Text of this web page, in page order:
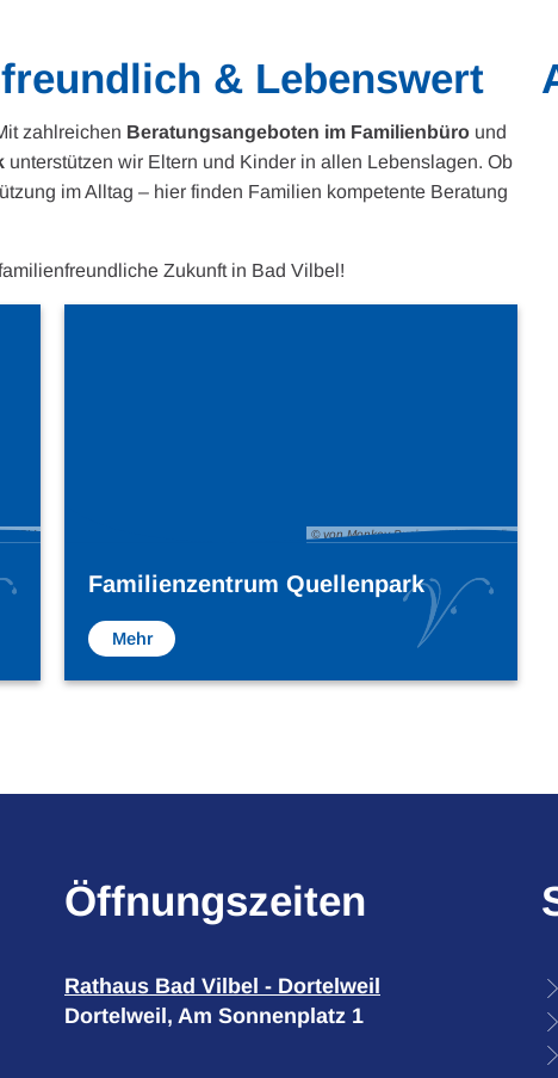
& Lebenswert
zahlreichen Beratungsangeboten im Familienbüro und
unterstützen wir Eltern und Kinder in allen Lebenslagen. Ob
im Alltag – hier finden Familien kompetente Beratung
Zukunft in Bad Vilbel!
© SBV © von Monkey Business über Fotolia
Familienzentrum Quellenpark
Mehr
Öffnungszeiten
Rathaus Bad Vilbel - Dortelweil
Dortelweil, Am Sonnenplatz 1